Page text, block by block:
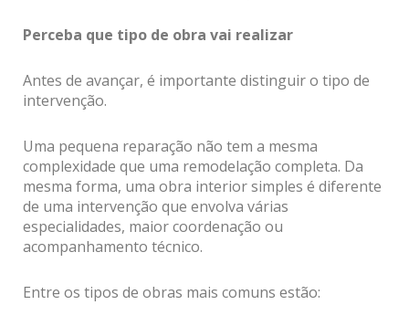
Perceba que tipo de obra vai realizar
Antes de avançar, é importante distinguir o tipo de
intervenção.
Uma pequena reparação não tem a mesma
complexidade que uma remodelação completa. Da
mesma forma, uma obra interior simples é diferente
de uma intervenção que envolva várias
especialidades, maior coordenação ou
acompanhamento técnico.
Entre os tipos de obras mais comuns estão: